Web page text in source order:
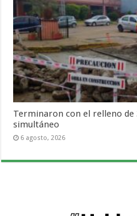
Terminaron con el relleno de
simultáneo
6 agosto, 2026